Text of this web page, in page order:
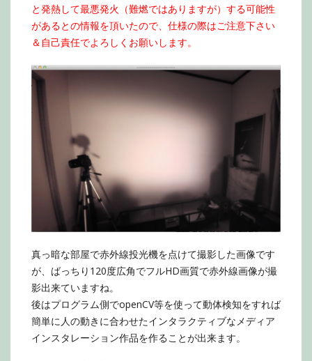
と発熱して最悪発火（難燃ではありますが）する可能性
があるとの情報を頂いたので、仕様の際はご注意下さい
＆自己責任でよろしくお願いします。
真っ暗な部屋で赤外線投光機を点けて撮影した画像です
が、ばっちり120度広角でフルHD画質で赤外線画像が撮
影出来ていますね。
後はプログラム側でopenCV等を使って動体検知をすれば
簡単に人の動きに合わせたインタラクティブなメディア
インスタレーション作品を作ることが出来ます。